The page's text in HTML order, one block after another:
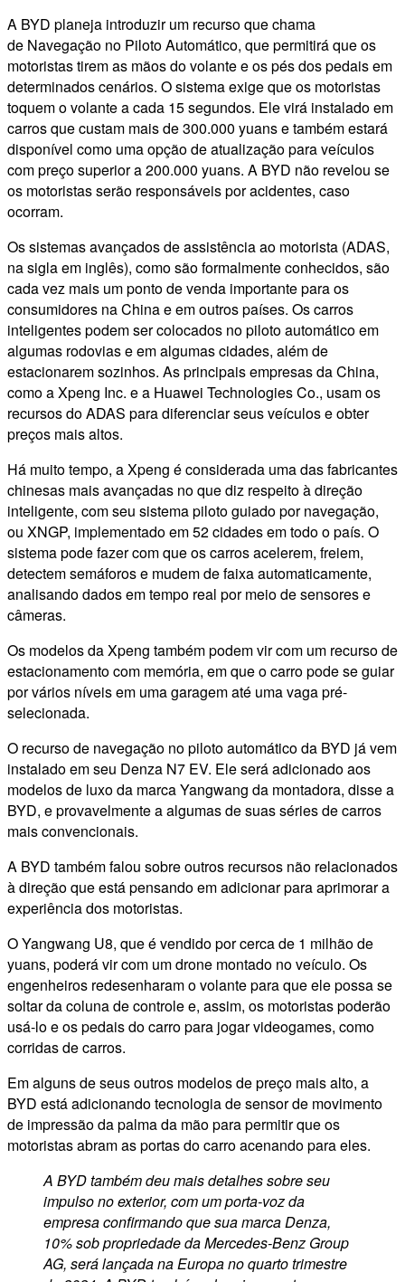
A BYD planeja introduzir um recurso que chama
de Navegação no Piloto Automático, que permitirá que os
motoristas tirem as mãos do volante e os pés dos pedais em
determinados cenários. O sistema exige que os motoristas
toquem o volante a cada 15 segundos. Ele virá instalado em
carros que custam mais de 300.000 yuans e também estará
disponível como uma opção de atualização para veículos
com preço superior a 200.000 yuans. A BYD não revelou se
os motoristas serão responsáveis por acidentes, caso
ocorram.
Os sistemas avançados de assistência ao motorista (ADAS,
na sigla em inglês), como são formalmente conhecidos, são
cada vez mais um ponto de venda importante para os
consumidores na China e em outros países. Os carros
inteligentes podem ser colocados no piloto automático em
algumas rodovias e em algumas cidades, além de
estacionarem sozinhos. As principais empresas da China,
como a Xpeng Inc. e a Huawei Technologies Co., usam os
recursos do ADAS para diferenciar seus veículos e obter
preços mais altos.
Há muito tempo, a Xpeng é considerada uma das fabricantes
chinesas mais avançadas no que diz respeito à direção
inteligente, com seu sistema piloto guiado por navegação,
ou XNGP, implementado em 52 cidades em todo o país. O
sistema pode fazer com que os carros acelerem, freiem,
detectem semáforos e mudem de faixa automaticamente,
analisando dados em tempo real por meio de sensores e
câmeras.
Os modelos da Xpeng também podem vir com um recurso de
estacionamento com memória, em que o carro pode se guiar
por vários níveis em uma garagem até uma vaga pré-
selecionada.
O recurso de navegação no piloto automático da BYD já vem
instalado em seu Denza N7 EV. Ele será adicionado aos
modelos de luxo da marca Yangwang da montadora, disse a
BYD, e provavelmente a algumas de suas séries de carros
mais convencionais.
A BYD também falou sobre outros recursos não relacionados
à direção que está pensando em adicionar para aprimorar a
experiência dos motoristas.
O Yangwang U8, que é vendido por cerca de 1 milhão de
yuans, poderá vir com um drone montado no veículo. Os
engenheiros redesenharam o volante para que ele possa se
soltar da coluna de controle e, assim, os motoristas poderão
usá-lo e os pedais do carro para jogar videogames, como
corridas de carros.
Em alguns de seus outros modelos de preço mais alto, a
BYD está adicionando tecnologia de sensor de movimento
de impressão da palma da mão para permitir que os
motoristas abram as portas do carro acenando para eles.
A BYD também deu mais detalhes sobre seu
impulso no exterior, com um porta-voz da
empresa confirmando que sua marca Denza,
10% sob propriedade da Mercedes-Benz Group
AG, será lançada na Europa no quarto trimestre